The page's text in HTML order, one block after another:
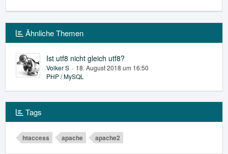
Ähnliche Themen
Ist utf8 nicht gleich utf8?
Volker S
18. August 2018 um 16:50
PHP / MySQL
Tags
htaccess apache apache2